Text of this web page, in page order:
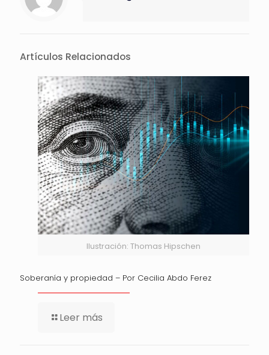
Artículos Relacionados
Ilustración: Thomas Hipschen
Soberanía y propiedad – Por Cecilia Abdo Ferez
Leer más